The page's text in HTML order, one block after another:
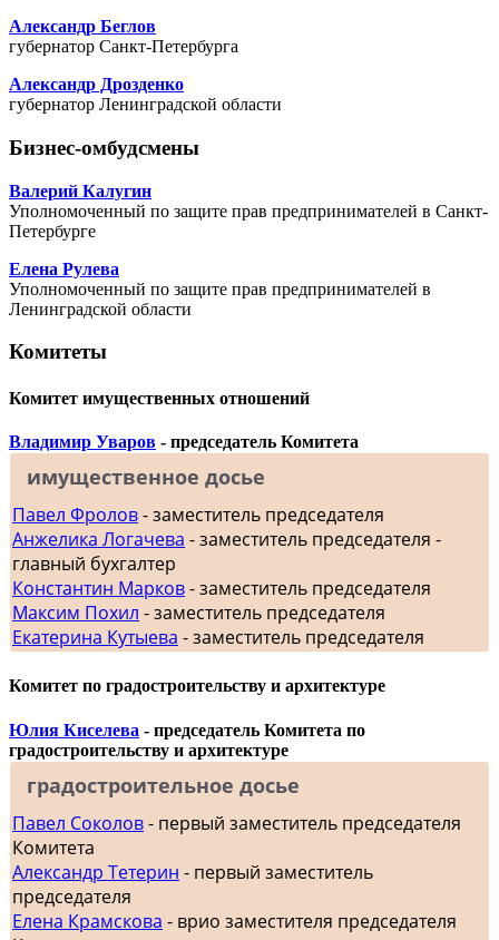
Александр Беглов
губернатор Санкт-Петербурга
Александр Дрозденко
губернатор Ленинградской области
Бизнес-омбудсмены
Валерий Калугин
Уполномоченный по защите прав предпринимателей в Санкт-
Петербурге
Елена Рулева
Уполномоченный по защите прав предпринимателей в
Ленинградской области
Комитеты
Комитет имущественных отношений
Владимир Уваров - председатель Комитета
имущественное досье
Павел Фролов- заместитель председателя
Анжелика Логачева - заместитель председателя -
главный бухгалтер
Константин Марков- заместитель председателя
Максим Похил - заместитель председателя
Екатерина Кутыева - заместитель председателя
Комитет по градостроительству и архитектуре
Юлия Киселева - председатель Комитета по
градостроительству и архитектуре
градостроительное досье
Павел Соколов- первый заместитель председателя
Комитета
Александр Тетерин - первый заместитель
председателя
Елена Крамскова - врио заместителя председателя